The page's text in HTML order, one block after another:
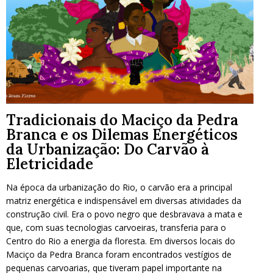
Tradicionais do Maciço da Pedra
Branca e os Dilemas Energéticos
da Urbanização: Do Carvão à
Eletricidade
Na época da urbanização do Rio, o carvão era a principal
matriz energética e indispensável em diversas atividades da
construção civil. Era o povo negro que desbravava a mata e
que, com suas tecnologias carvoeiras, transferia para o
Centro do Rio a energia da floresta. Em diversos locais do
Maciço da Pedra Branca foram encontrados vestígios de
pequenas carvoarias, que tiveram papel importante na